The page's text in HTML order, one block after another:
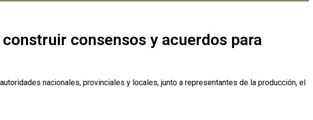
consensos y acuerdos para
nacionales, provinciales y locales, junto a representantes de la producción, el